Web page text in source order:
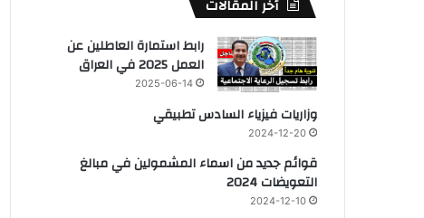
أخر المقالات
رابط استمارة العاطلين عن
العمل 2025 في العراق
2025-06-14
وزاريات فيزياء السادس تطبيقي
2024-12-20
قوائم جديد من اسماء المشمولين في مبالغ
التعويضات 2024
2024-12-10